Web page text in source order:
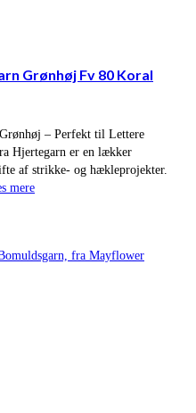
Grønhøj Fv 80 Koral
– Perfekt til Lettere
Hjertegarn er en lækker
af strikke- og hækleprojekter.
mere